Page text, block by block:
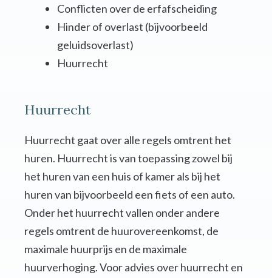
Conflicten over de erfafscheiding
Hinder of overlast (bijvoorbeeld
geluidsoverlast)
Huurrecht
Huurrecht
Huurrecht gaat over alle regels omtrent het
huren. Huurrecht is van toepassing zowel bij
het huren van een huis of kamer als bij het
huren van bijvoorbeeld een fiets of een auto.
Onder het huurrecht vallen onder andere
regels omtrent de huurovereenkomst, de
maximale huurprijs en de maximale
huurverhoging. Voor advies over huurrecht en